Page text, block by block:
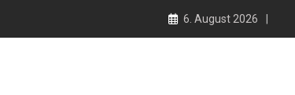
6. August 2026